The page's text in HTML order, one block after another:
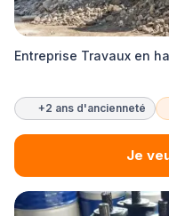
Entreprise Travaux en
+2 ans d'ancienneté
Je